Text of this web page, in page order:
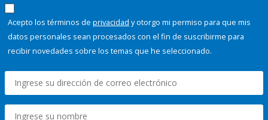
Acepto los términos de privacidad y otorgo mi permiso para que mis
datos personales sean procesados con el fin de suscribirme para
recibir novedades sobre los temas que he seleccionado.